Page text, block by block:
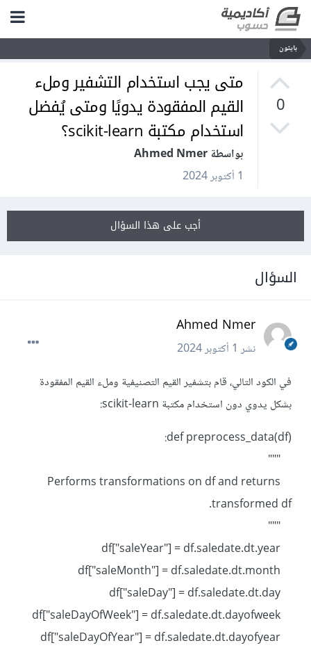
بايثون
0
متى يجب استخدام التشفير وملء
القيم المفقودة يدويًا ومتى يُفضل
استخدام مكتبة scikit-learn؟
بواسطة Ahmed Nmer
1 أكتوبر 2024
أجب على هذا السؤال
السؤال
Ahmed Nmer
نشر1 أكتوبر 2024
في الكود التالي، قام بتشفير القيم التصنيفية وملء القيم المفقودة
بشكل يدوي دون استخدام مكتبة scikit-learn:
def preprocess_data(df):
"""
Performs transformations on df and returns
transformed df.
"""